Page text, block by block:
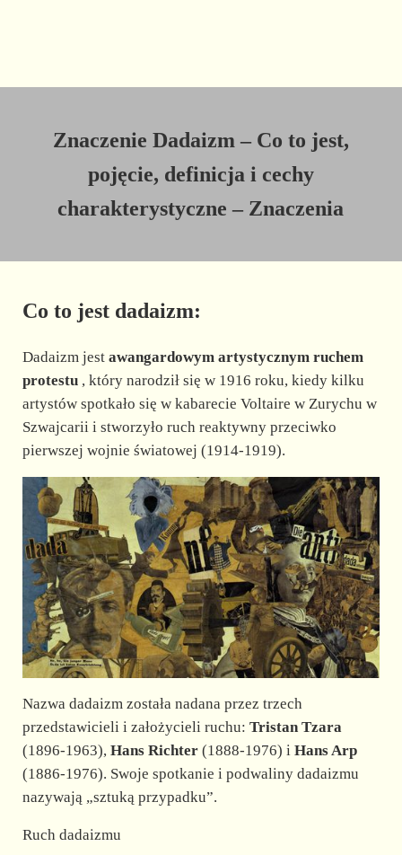
Znaczenie Dadaizm – Co to jest,
pojęcie, definicja i cechy
charakterystyczne – Znaczenia
Co to jest dadaizm:
Dadaizm jest awangardowym artystycznym ruchem
protestu, który narodził się w 1916 roku, kiedy kilku
artystów spotkało się w kabarecie Voltaire w Zurychu w
Szwajcarii i stworzyło ruch reaktywny przeciwko
pierwszej wojnie światowej (1914-1919).
Nazwa dadaizm została nadana przez trzech
przedstawicieli i założycieli ruchu: Tristan Tzara
(1896-1963), Hans Richter(1888-1976) i Hans Arp
(1886-1976). Swoje spotkanie i podwaliny dadaizmu
nazywają „sztuką przypadku”.
Ruch dadaizmu